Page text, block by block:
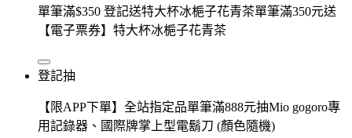
單筆滿$350 登記送特大杯冰梔子花青茶單筆滿350元送
【電子票券】特大杯冰梔子花青茶
登記抽
【限APP下單】全站指定品單筆滿888元抽Mio gogoro專
用記錄器、國際牌掌上型電鬍刀 (顏色隨機)